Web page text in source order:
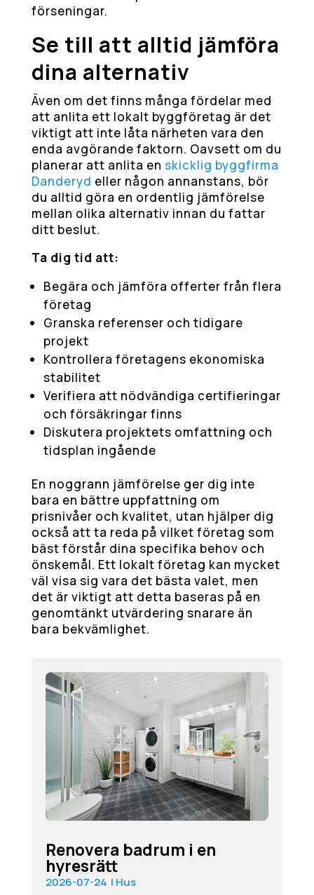
förseningar.
Se till att alltid jämföra
dina alternativ
Även om det finns många fördelar med
att anlita ett lokalt byggföretag är det
viktigt att inte låta närheten vara den
enda avgörande faktorn. Oavsett om du
planerar att anlita en skicklig byggfirma
Danderyd eller någon annanstans, bör
du alltid göra en ordentlig jämförelse
mellan olika alternativ innan du fattar
ditt beslut.
Ta dig tid att:
Begära och jämföra offerter från flera
företag
Granska referenser och tidigare
projekt
Kontrollera företagens ekonomiska
stabilitet
Verifiera att nödvändiga certifieringar
och försäkringar finns
Diskutera projektets omfattning och
tidsplan ingående
En noggrann jämförelse ger dig inte
bara en bättre uppfattning om
prisnivåer och kvalitet, utan hjälper dig
också att ta reda på vilket företag som
bäst förstår dina specifika behov och
önskemål. Ett lokalt företag kan mycket
väl visa sig vara det bästa valet, men
det är viktigt att detta baseras på en
genomtänkt utvärdering snarare än
bara bekvämlighet.
Renovera badrum i en
hyresrätt
2026-07-24 | Hus